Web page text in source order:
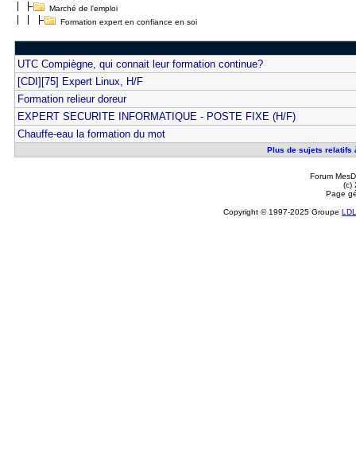
Marché de l'emploi
Formation expert en confiance en soi
UTC Compiègne, qui connait leur formation continue?
[CDI][75] Expert Linux, H/F
Formation relieur doreur
EXPERT SECURITE INFORMATIQUE - POSTE FIXE (H/F)
Chauffe-eau la formation du mot
Plus de sujets relatifs
Forum
(c)
Page
Copyright © 1997-2025 Groupe